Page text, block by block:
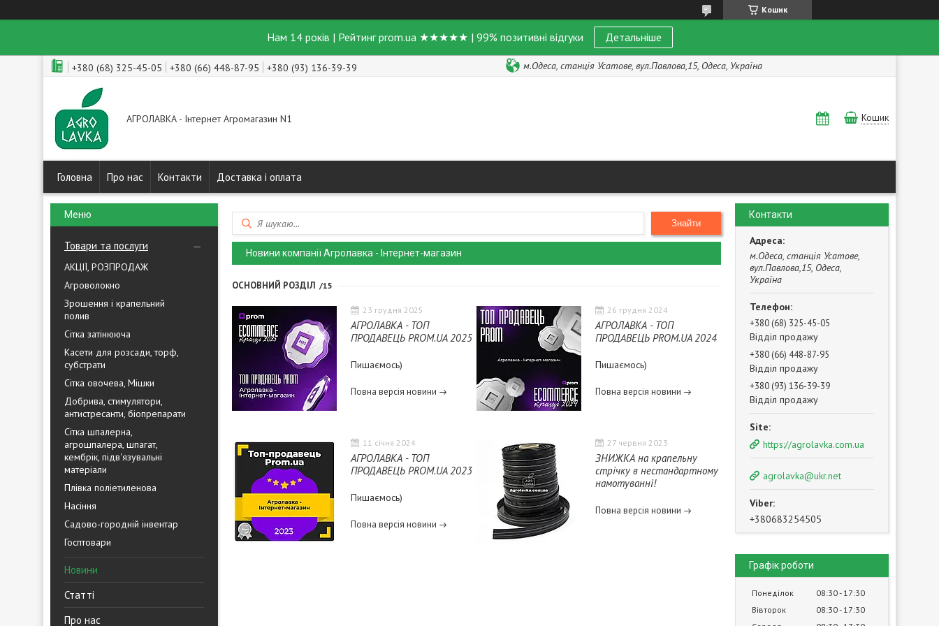
Кошик
Нам 14 років | Рейтинг prom.ua ★★★★★ | 99% позитивні відгуки Детальніше
+380 (68) 325-45-05 +380 (66) 448-87-95 +380 (93) 136-39-39 м.Одеса, станція Усатове, вул.Павлова,15, Одеса, Україна
АГРОЛАВКА - Інтернет Агромагазин N1 Кошик
Головна Про нас Контакти Доставка і оплата
Товари та послуги
АКЦІЇ, РОЗПРОДАЖ
Агроволокно
Зрошення і крапельний
полив
Сітка затінююча
Касети для розсади, торф,
субстрати
Сітка овочева, Мішки
Добрива, стимулятори,
антистресанти, біопрепарати
Сітка шпалерна,
агрошпалера, шпагат,
кембрік, підв'язувальні
матеріали
Плівка поліетиленова
Насіння
Садово-городній інвентар
Госптовари
Новини
Статті
Про нас
Знайти
Новини компанії Агролавка - Інтернет-магазин
ОСНОВНИЙ РОЗДІЛ 15
23 грудня 2025
АГРОЛАВКА - ТОП
ПРОДАВЕЦЬ PROM.UA 2025
Пишаємось)
Повна версія новини
26 грудня 2024
АГРОЛАВКА - ТОП
ПРОДАВЕЦЬ PROM.UA 2024
Пишаємось)
Повна версія новини
11 січня 2024
АГРОЛАВКА - ТОП
ПРОДАВЕЦЬ PROM.UA 2023
Пишаємось)
Повна версія новини
27 червня 2023
ЗНИЖКА на крапельну
стрічку в нестандартному
намотуванні!
Повна версія новини
Контакти
м.Одеса, станція Усатове,
вул.Павлова,15, Одеса,
Україна
+380 (68) 325-45-05
Відділ продажу
+380 (66) 448-87-95
Відділ продажу
+380 (93) 136-39-39
Відділ продажу
https://agrolavka.com.ua
agrolavka@ukr.net
+380683254505
Графік роботи
Понеділок 08:30 17:30
Вівторок
08:30 17:30